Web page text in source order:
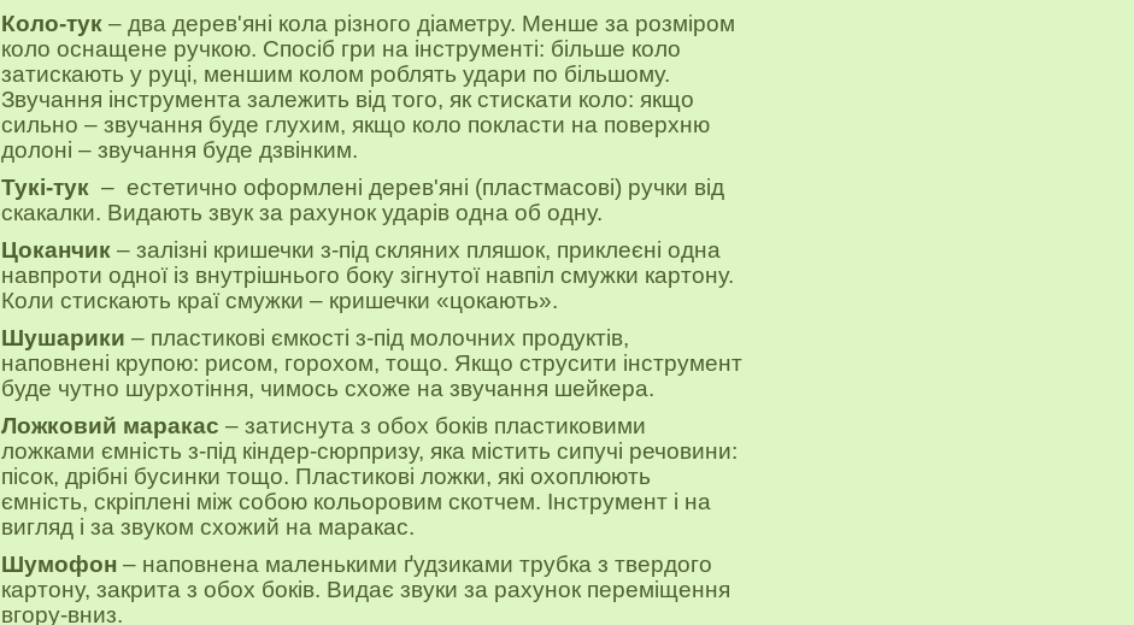
Коло-тук – два дерев'яні кола різного діаметру. Менше за розміром
коло оснащене ручкою. Спосіб гри на інструменті: більше коло
затискають у руці, меншим колом роблять удари по більшому.
Звучання інструмента залежить від того, як стискати коло: якщо
сильно – звучання буде глухим, якщо коло покласти на поверхню
долоні – звучання буде дзвінким.
Тукі-тук – естетично оформлені дерев'яні (пластмасові) ручки від
скакалки. Видають звук за рахунок ударів одна об одну.
Цоканчик – залізні кришечки з-під скляних пляшок, приклеєні одна
навпроти одної із внутрішнього боку зігнутої навпіл смужки картону.
Коли стискають краї смужки – кришечки «цокають».
Шушарики – пластикові ємкості з-під молочних продуктів,
наповнені крупою: рисом, горохом, тощо. Якщо струсити інструмент
буде чутно шурхотіння, чимось схоже на звучання шейкера.
Ложковий маракас – затиснута з обох боків пластиковими
ложками ємність з-під кіндер-сюрпризу, яка містить сипучі речовини:
пісок, дрібні бусинки тощо. Пластикові ложки, які охоплюють
ємність, скріплені між собою кольоровим скотчем. Інструмент і на
вигляд і за звуком схожий на маракас.
Шумофон – наповнена маленькими ґудзиками трубка з твердого
картону, закрита з обох боків. Видає звуки за рахунок переміщення
вгору-вниз.